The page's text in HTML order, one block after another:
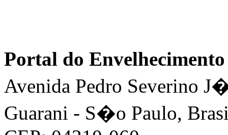
Portal do
Avenida Pedro Severino
Guarani - S�o Paulo,